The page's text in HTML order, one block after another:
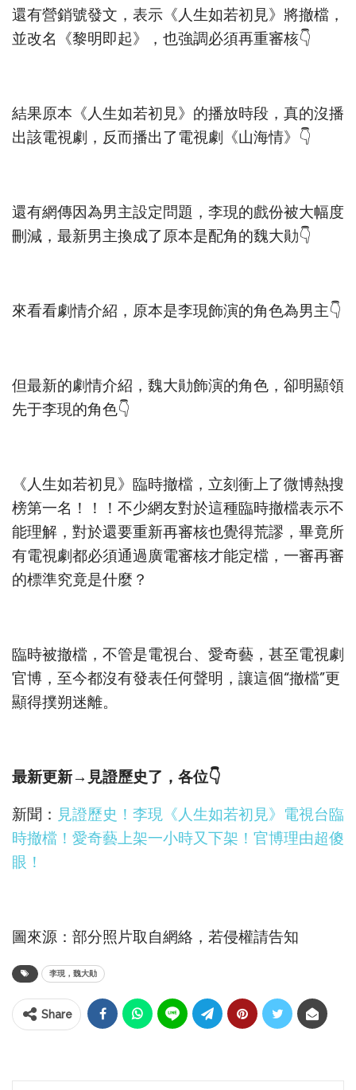
還有營銷號發文，表示《人生如若初見》將撤檔，
並改名《黎明即起》，也強調必須再重審核👇
結果原本《人生如若初見》的播放時段，真的沒播
出該電視劇，反而播出了電視劇《山海情》👇
還有網傳因為男主設定問題，李現的戲份被大幅度
刪減，最新男主換成了原本是配角的魏大勛👇
來看看劇情介紹，原本是李現飾演的角色為男主👇
但最新的劇情介紹，魏大勛飾演的角色，卻明顯領
先于李現的角色👇
《人生如若初見》臨時撤檔，立刻衝上了微博熱搜
榜第一名！！！不少網友對於這種臨時撤檔表示不
能理解，對於還要重新再審核也覺得荒謬，畢竟所
有電視劇都必須通過廣電審核才能定檔，一審再審
的標準究竟是什麼？
臨時被撤檔，不管是電視台、愛奇藝，甚至電視劇
官博，至今都沒有發表任何聲明，讓這個“撤檔”更
顯得撲朔迷離。
最新更新→見證歷史了，各位👇
新聞： 見證歷史！李現《人生如若初見》電視台臨
時撤檔！愛奇藝上架一小時又下架！官博理由超傻
眼！
圖來源：部分照片取自網絡，若侵權請告知
李現，魏大勛
Share